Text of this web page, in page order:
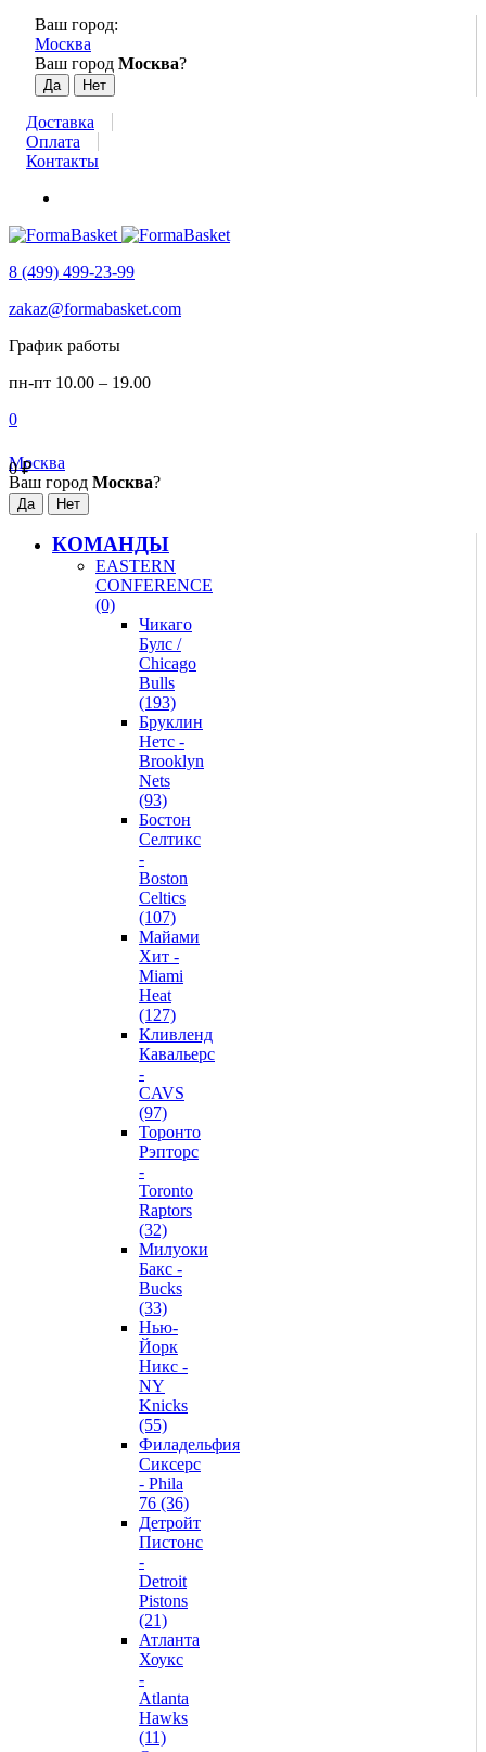
Ваш город:
Москва
Ваш город Москва?
Доставка
Оплата
Контакты
8 (499) 499-23-99
zakaz@formabasket.com
График работы
пн-пт 10.00 – 19.00
0
0₽
Москва
Ваш город Москва?
КОМАНДЫ
EASTERN
CONFERENCE
(0)
Чикаго
Булс /
Chicago
Bulls
(193)
Бруклин
Нетс -
Brooklyn
Nets
(93)
Бостон
Селтикс
-
Boston
Celtics
(107)
Майами
Хит -
Miami
Heat
(127)
Кливленд
Кавальерс
-
CAVS
(97)
Торонто
Рэпторс
-
Toronto
Raptors
(32)
Милуоки
Бакс -
Bucks
(33)
Нью-
Йорк
Никс -
NY
Knicks
(55)
Филадельфия
Сиксерс
- Phila
76 (36)
Детройт
Пистонс
-
Detroit
Pistons
(21)
Атланта
Хоукс
-
Atlanta
Hawks
(11)